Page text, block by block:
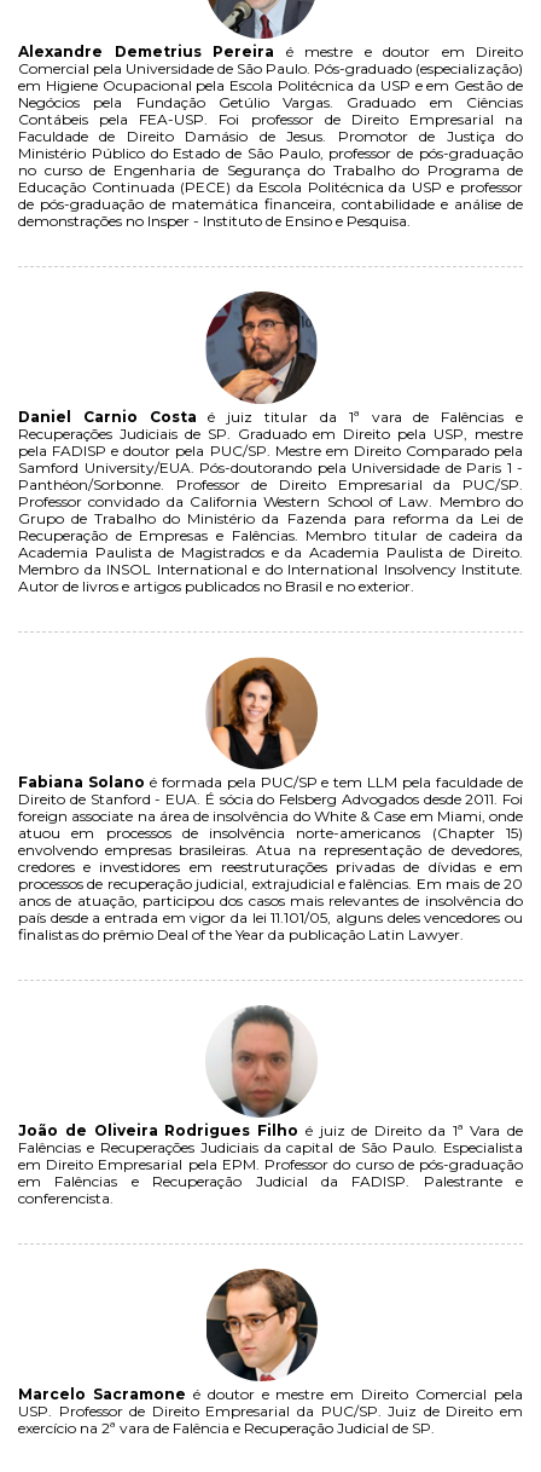
Alexandre Demetrius Pereira é mestre e doutor em Direito
Comercial pela Universidade de São Paulo. Pós-graduado (especialização)
em Higiene Ocupacional pela Escola Politécnica da USP e em Gestão de
Negócios pela Fundação Getúlio Vargas. Graduado em Ciências
Contábeis pela FEA-USP. Foi professor de Direito Empresarial na
Faculdade de Direito Damásio de Jesus. Promotor de Justiça do
Ministério Público do Estado de São Paulo, professor de pós-graduação
no curso de Engenharia de Segurança do Trabalho do Programa de
Educação Continuada (PECE) da Escola Politécnica da USP e professor
de pós-graduação de matemática financeira, contabilidade e análise de
demonstrações no Insper - Instituto de Ensino e Pesquisa.
Daniel Carnio Costa é juiz titular da 1ª vara de Falências e
Recuperações Judiciais de SP. Graduado em Direito pela USP, mestre
pela FADISP e doutor pela PUC/SP. Mestre em Direito Comparado pela
Samford University/EUA. Pós-doutorando pela Universidade de Paris 1 -
Panthéon/Sorbonne. Professor de Direito Empresarial da PUC/SP.
Professor convidado da California Western School of Law. Membro do
Grupo de Trabalho do Ministério da Fazenda para reforma da Lei de
Recuperação de Empresas e Falências. Membro titular de cadeira da
Academia Paulista de Magistrados e da Academia Paulista de Direito.
Membro da INSOL International e do International Insolvency Institute.
Autor de livros e artigos publicados no Brasil e no exterior.
Fabiana Solano é formada pela PUC/SP e tem LLM pela faculdade de
Direito de Stanford - EUA. É sócia do Felsberg Advogados desde 2011. Foi
foreign associate na área de insolvência do White & Case em Miami, onde
atuou em processos de insolvência norte-americanos (Chapter 15)
envolvendo empresas brasileiras. Atua na representação de devedores,
credores e investidores em reestruturações privadas de dívidas e em
processos de recuperação judicial, extrajudicial e falências. Em mais de 20
anos de atuação, participou dos casos mais relevantes de insolvência do
país desde a entrada em vigor da lei 11.101/05, alguns deles vencedores ou
finalistas do prêmio Deal of the Year da publicação Latin Lawyer.
João de Oliveira Rodrigues Filho é juiz de Direito da 1ª Vara de
Falências e Recuperações Judiciais da capital de São Paulo. Especialista
em Direito Empresarial pela EPM. Professor do curso de pós-graduação
em Falências e Recuperação Judicial da FADISP. Palestrante e
conferencista.
Marcelo Sacramone é doutor e mestre em Direito Comercial pela
USP. Professor de Direito Empresarial da PUC/SP. Juiz de Direito em
exercício na 2ª vara de Falência e Recuperação Judicial de SP.